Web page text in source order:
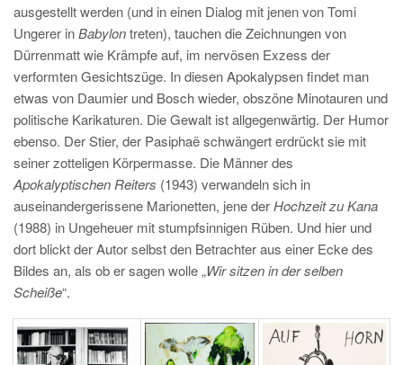
ausgestellt werden (und in einen Dialog mit jenen von Tomi
Ungerer inBabylontreten), tauchen die Zeichnungen von
Dürrenmatt wie Krämpfe auf, im nervösen Exzess der
verformten Gesichtszüge. In diesen Apokalypsen findet man
etwas von Daumier und Bosch wieder, obszöne Minotauren und
politische Karikaturen. Die Gewalt ist allgegenwärtig. Der Humor
ebenso. Der Stier, der Pasiphaë schwängert erdrückt sie mit
seiner zotteligen Körpermasse. Die Männer des
Apokalyptischen Reiters (1943) verwandeln sich in
auseinandergerissene Marionetten, jene derHochzeit zu Kana
(1988) in Ungeheuer mit stumpfsinnigen Rüben. Und hier und
dort blickt der Autor selbst den Betrachter aus einer Ecke des
Bildes an, als ob er sagen wolle „Wir sitzen in der selben
Scheiße“.